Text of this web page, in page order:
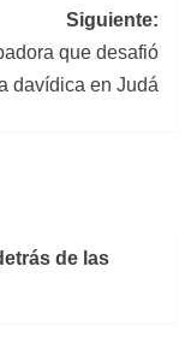
Siguiente:
que desafió
davídica en Judá
de las